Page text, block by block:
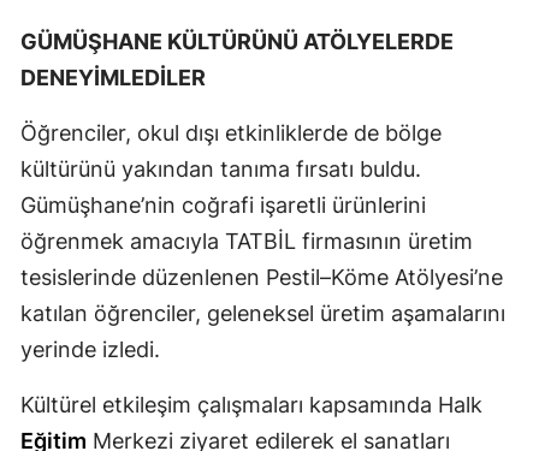
Rize
Samsun
Siirt
Sinop
Sivas
Tekirdağ
Trabzon
GÜMÜŞHANE KÜLTÜRÜNÜ ATÖLYELERDE
DENEYİMLEDİLER
Öğrenciler, okul dışı etkinliklerde de bölge
kültürünü yakından tanıma fırsatı buldu.
Gümüşhane’nin coğrafi işaretli ürünlerini
öğrenmek amacıyla TATBİL firmasının üretim
tesislerinde düzenlenen Pestil–Köme Atölyesi’ne
katılan öğrenciler, geleneksel üretim aşamalarını
yerinde izledi.
Kültürel etkileşim çalışmaları kapsamında Halk
Eğitim Merkezi ziyaret edilerek el sanatları